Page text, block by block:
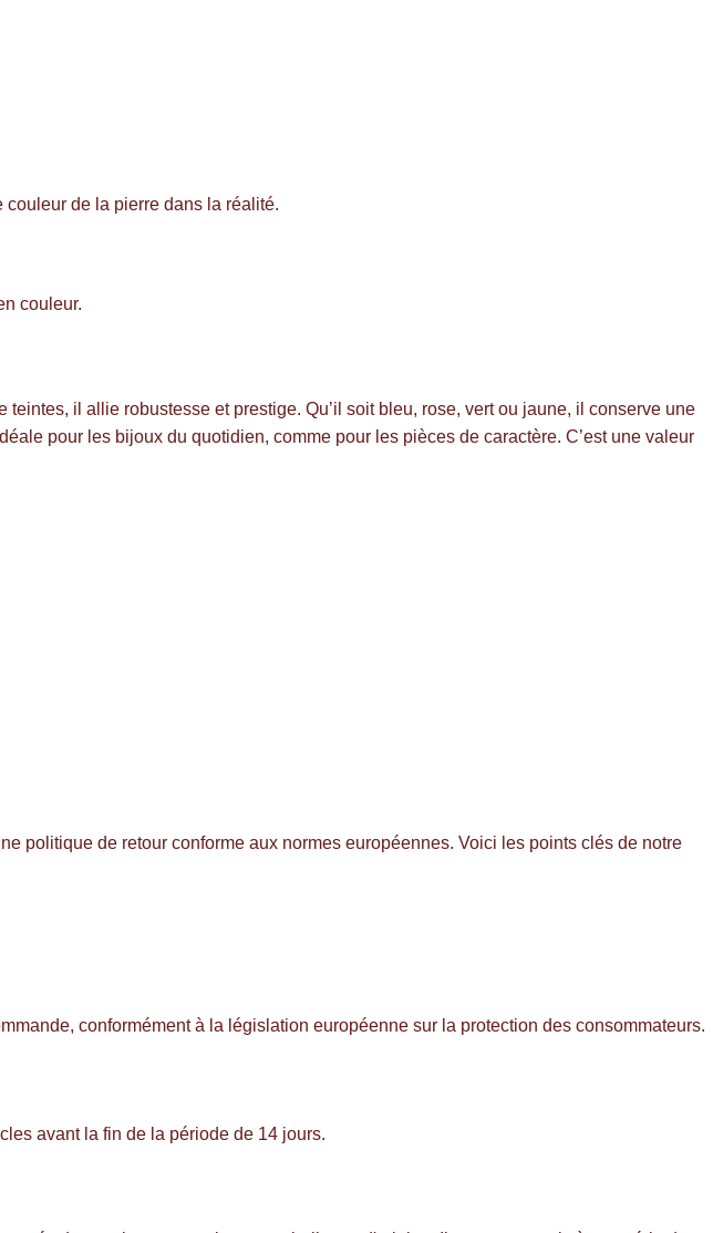
de la pierre dans la réalité.
couleur.
il allie robustesse et prestige. Qu’il soit bleu, rose, vert ou jaune, il conserve une
pour les bijoux du quotidien, comme pour les pièces de caractère. C’est une valeur
politique de retour conforme aux normes européennes. Voici les points clés de notre
conformément à la législation européenne sur la protection des consommateurs.
avant la fin de la période de 14 jours.